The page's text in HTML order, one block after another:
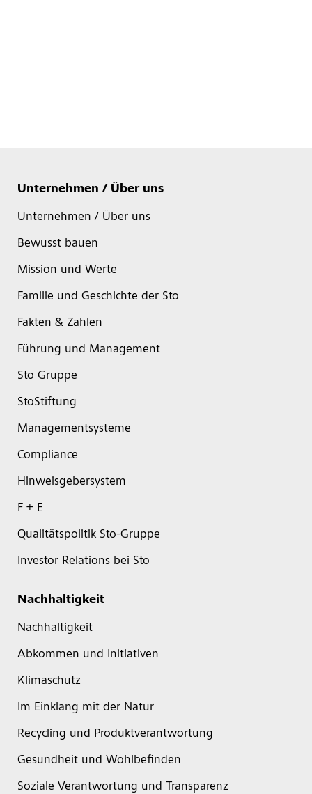
Unternehmen / Über uns
Unternehmen / Über uns
Bewusst bauen
Mission und Werte
Familie und Geschichte der Sto
Fakten & Zahlen
Führung und Management
Sto Gruppe
StoStiftung
Managementsysteme
Compliance
Hinweisgebersystem
F + E
Qualitätspolitik Sto-Gruppe
Investor Relations bei Sto
Nachhaltigkeit
Nachhaltigkeit
Abkommen und Initiativen
Klimaschutz
Im Einklang mit der Natur
Recycling und Produktverantwortung
Gesundheit und Wohlbefinden
Soziale Verantwortung und Transparenz